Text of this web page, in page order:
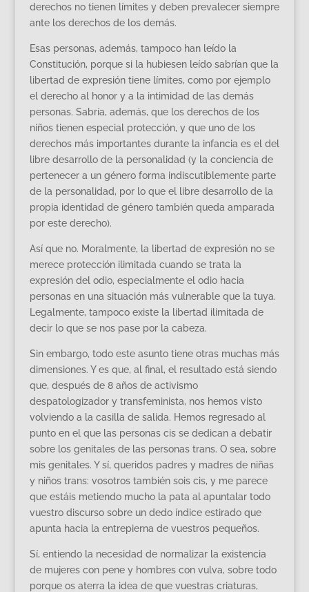
derechos no tienen límites y deben prevalecer siempre
ante los derechos de los demás.
Esas personas, además, tampoco han leído la
Constitución, porque si la hubiesen leído sabrían que la
libertad de expresión tiene límites, como por ejemplo
el derecho al honor y a la intimidad de las demás
personas. Sabría, además, que los derechos de los
niños tienen especial protección, y que uno de los
derechos más importantes durante la infancia es el del
libre desarrollo de la personalidad (y la conciencia de
pertenecer a un género forma indiscutiblemente parte
de la personalidad, por lo que el libre desarrollo de la
propia identidad de género también queda amparada
por este derecho).
Así que no. Moralmente, la libertad de expresión no se
merece protección ilimitada cuando se trata la
expresión del odio, especialmente el odio hacia
personas en una situación más vulnerable que la tuya.
Legalmente, tampoco existe la libertad ilimitada de
decir lo que se nos pase por la cabeza.
Sin embargo, todo este asunto tiene otras muchas más
dimensiones. Y es que, al final, el resultado está siendo
que, después de 8 años de activismo
despatologizador y transfeminista, nos hemos visto
volviendo a la casilla de salida. Hemos regresado al
punto en el que las personas cis se dedican a debatir
sobre los genitales de las personas trans. O sea, sobre
mis genitales. Y sí, queridos padres y madres de niñas
y niños trans: vosotros también sois cis, y me parece
que estáis metiendo mucho la pata al apuntalar todo
vuestro discurso sobre un dedo índice estirado que
apunta hacia la entrepierna de vuestros pequeños.
Sí, entiendo la necesidad de normalizar la existencia
de mujeres con pene y hombres con vulva, sobre todo
porque os aterra la idea de que vuestras criaturas,